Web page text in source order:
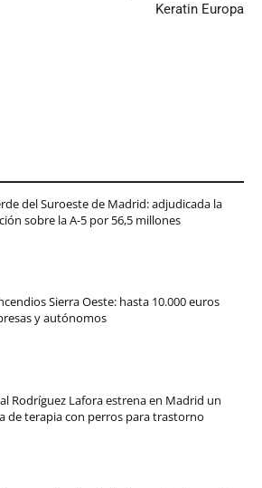
Keratin Europa
del Suroeste de Madrid: adjudicada la
sobre la A-5 por 56,5 millones
Sierra Oeste: hasta 10.000 euros
y autónomos
Rodríguez Lafora estrena en Madrid un
de terapia con perros para trastorno